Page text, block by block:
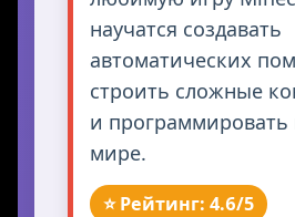
научатся создавать
автоматических
строить сложные
и программировать
мире.
⭐ Рейтинг: 4.6/5